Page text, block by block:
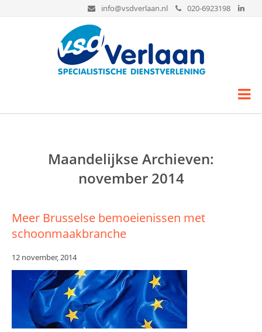
info@vsdverlaan.nl 020-6923198
Over VSD Verlaan
Schoonmaak
Gevelreiniging
Hoogwerkerverhuur
Vogelwering
Bouwopruiming
Extra handen (Handyman)
Ongediertebestrijding
Maandelijkse Archieven:
november 2014
Meer Brusselse bemoeienissen met
schoonmaakbranche
12 november, 2014